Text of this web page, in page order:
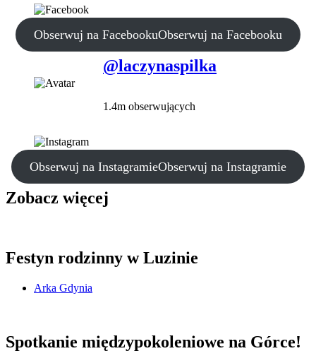
Obserwuj na FacebookuObserwuj na Facebooku
@laczynaspilka
1.4m obserwujących
Obserwuj na InstagramieObserwuj na Instagramie
Zobacz więcej
Festyn rodzinny w Luzinie
Arka Gdynia
Spotkanie międzypokoleniowe na Górce!